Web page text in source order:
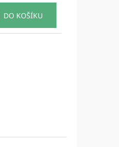
DO KOŠÍKU